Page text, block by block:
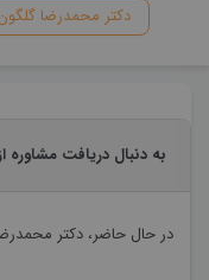
دکتر محمدرضا
به دنبال دریافت
در حال حاضر، دکتر